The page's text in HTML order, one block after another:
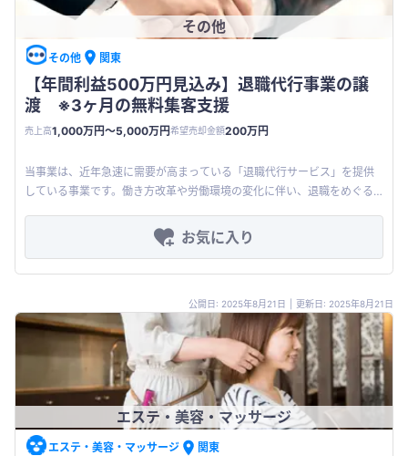
その他
その他 関東
【年間利益500万円見込み】退職代行事業の譲
渡 ※3ヶ月の無料集客支援
売上高1,000万円〜5,000万円希望売却金額200万円
当事業は、近年急速に需要が高まっている「退職代行サービス」を提供
している事業です。働き方改革や労働環境の変化に伴い、退職をめぐる
お気に入り
公開日: 2025年8月21日 更新日: 2025年8月21日
エステ・美容・マッサージ
エステ・美容・マッサージ 関東